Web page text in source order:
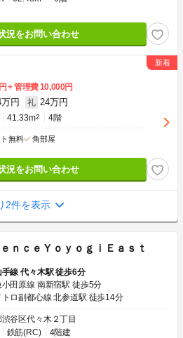
況をお問い合わせ
管理費10,000円
円 礼 24万円
41.33m2 4階
無料 角部屋
況をお問い合わせ
2件を表示
ｎｃｅＹｏｙｏｇｉＥａｓｔ
手線 代々木駅 徒歩6分
田原線 南新宿駅 徒歩5分
ロ副都心線 北参道駅 徒歩14分
谷区代々木２丁目
鉄筋(RC) 4階建